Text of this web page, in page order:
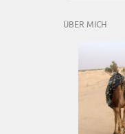
ÜBER MICH